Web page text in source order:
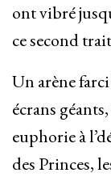
ont vibré
ce second
Un arène
écrans
euphorie à
des Princes,